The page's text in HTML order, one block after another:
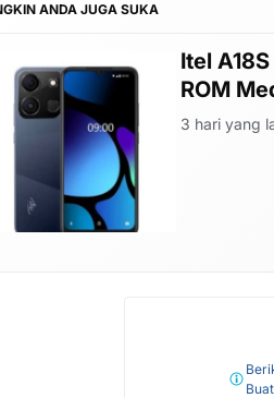
ANDA JUGA SUKA
Stock